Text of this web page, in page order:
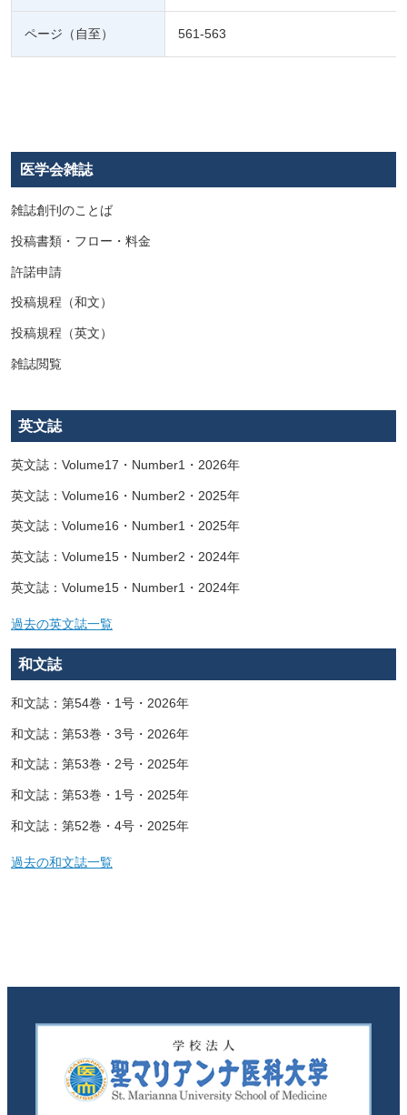
ページ（自至） 561-563
医学会雑誌
雑誌創刊のことば
投稿書類・フロー・料金
許諾申請
投稿規程（和文）
投稿規程（英文）
雑誌閲覧
英文誌
英文誌：Volume17・Number1・2026年
英文誌：Volume16・Number2・2025年
英文誌：Volume16・Number1・2025年
英文誌：Volume15・Number2・2024年
英文誌：Volume15・Number1・2024年
過去の英文誌一覧
和文誌
和文誌：第54巻・1号・2026年
和文誌：第53巻・3号・2026年
和文誌：第53巻・2号・2025年
和文誌：第53巻・1号・2025年
和文誌：第52巻・4号・2025年
過去の和文誌一覧